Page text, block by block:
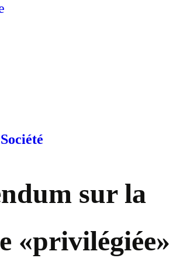
Société
sur la
«privilégiée»